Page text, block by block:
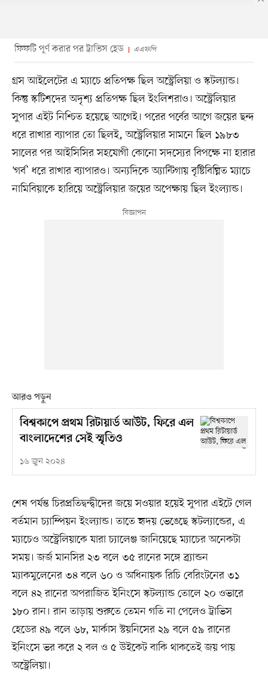
ফিফটি পূর্ণ করার পর ট্রাভিস হেড এএফপি
গ্রস আইলেটের এ ম্যাচে প্রতিপক্ষ ছিল অস্ট্রেলিয়া ও স্কটল্যান্ড।
কিন্তু স্কটিশদের অদৃশ্য প্রতিপক্ষ ছিল ইংলিশরাও। অস্ট্রেলিয়ার
সুপার এইট নিশ্চিত হয়েছে আগেই। পরের পর্বের আগে জয়ের ছন্দ
ধরে রাখার ব্যাপার তো ছিলই, অস্ট্রেলিয়ার সামনে ছিল ১৯৮৩
সালের পর আইসিসির সহযোগী কোনো সদস্যের বিপক্ষে না হারার
‘গর্ব’ ধরে রাখার ব্যাপারও। অন্যদিকে অ্যান্টিগায় বৃষ্টিবিঘ্নিত ম্যাচে
নামিবিয়াকে হারিয়ে অস্ট্রেলিয়ার জয়ের অপেক্ষায় ছিল ইংল্যান্ড।
আরও পড়ুন
বিশ্বকাপে প্রথম রিটায়ার্ড আউট, ফিরে এল
বাংলাদেশের সেই স্মৃতিও
১৬ জুন ২০২৪
শেষ পর্যন্ত চিরপ্রতিদ্বন্দ্বীদের জয়ে সওয়ার হয়েই সুপার এইটে গেল
বর্তমান চ্যাম্পিয়ন ইংল্যান্ড। তাতে হৃদয় ভেঙেছে স্কটল্যান্ডের, এ
ম্যাচেও অস্ট্রেলিয়াকে যারা চ্যালেঞ্জ জানিয়েছে ম্যাচের অনেকটা
সময়। জর্জ মানসির ২৩ বলে ৩৫ রানের সঙ্গে ব্র্যান্ডন
ম্যাকমুলেনের ৩৪ বলে ৬০ ও অধিনায়ক রিচি বেরিংটনের ৩১
বলে ৪২ রানের অপরাজিত ইনিংসে স্কটল্যান্ড তোলে ২০ ওভারে
১৮০ রান। রান তাড়ায় শুরুতে তেমন গতি না পেলেও ট্রাভিস
হেডের ৪৯ বলে ৬৮, মার্কাস স্টয়নিসের ২৯ বলে ৫৯ রানের
ইনিংসে ভর করে ২ বল ও ৫ উইকেট বাকি থাকতেই জয় পায়
অস্ট্রেলিয়া।